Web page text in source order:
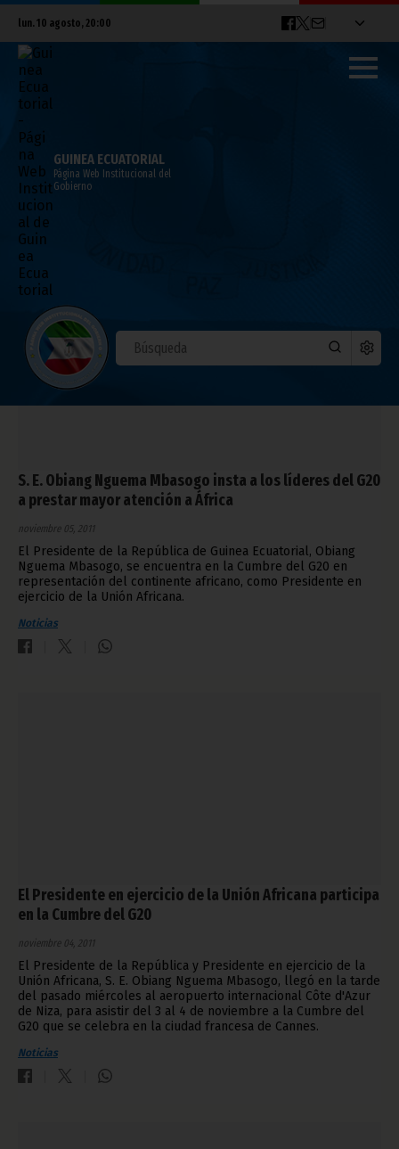
lun. 10 agosto, 20:00
GUINEA ECUATORIAL
Página Web Institucional del
Gobierno
NOTICIAS
S. E. Obiang Nguema Mbasogo insta a los líderes del G20
a prestar mayor atención a África
noviembre 05, 2011
El Presidente de la República de Guinea Ecuatorial, Obiang
Nguema Mbasogo, se encuentra en la Cumbre del G20 en
representación del continente africano, como Presidente en
ejercicio de la Unión Africana.
Noticias
El Presidente en ejercicio de la Unión Africana participa
en la Cumbre del G20
noviembre 04, 2011
El Presidente de la República y Presidente en ejercicio de la
Unión Africana, S. E. Obiang Nguema Mbasogo, llegó en la tarde
del pasado miércoles al aeropuerto internacional Côte d'Azur
de Niza, para asistir del 3 al 4 de noviembre a la Cumbre del
G20 que se celebra en la ciudad francesa de Cannes.
Noticias